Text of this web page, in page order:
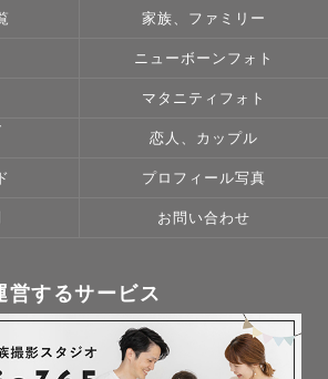
家族、ファミリー
ニューボーンフォト
マタニティフォト
恋人、カップル
プロフィール写真
お問い合わせ
営するサービス